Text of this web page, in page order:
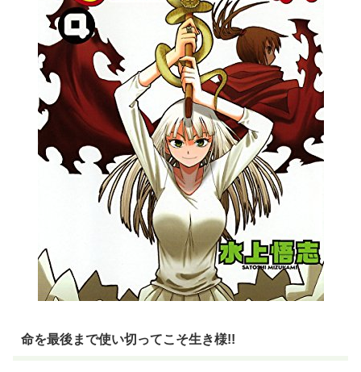
命を最後まで使い切ってこそ生き様!!